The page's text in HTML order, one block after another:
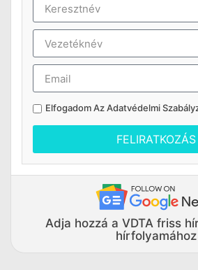
Elfogadom AzAdatvédelmi
FELIRATKOZÁS
Adja hozzá a VDTA friss
hírfolyamához